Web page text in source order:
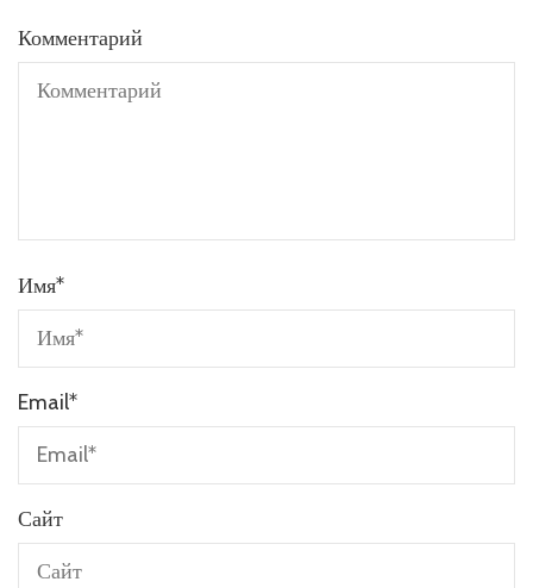
Комментарий
Имя*
Email*
Сайт